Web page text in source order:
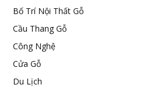
Bố Trí Nội Thất Gỗ
Cầu Thang Gỗ
Công Nghệ
Cửa Gỗ
Du Lịch